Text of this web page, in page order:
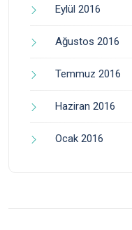
Eylül 2016
Ağustos 2016
Temmuz 2016
Haziran 2016
Ocak 2016